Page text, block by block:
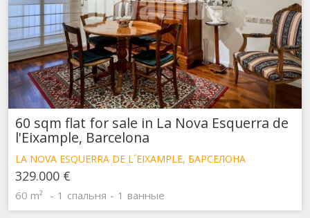
60 sqm flat for sale in La Nova Esquerra de
l'Eixample, Barcelona
LA NOVA ESQUERRA DE L´EIXAMPLE, БАРСЕЛОНА
329.000 €
60 m² 1 спальня 1 ванные